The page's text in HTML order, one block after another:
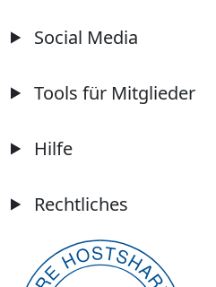
Social Media
Tools für Mitglieder
Hilfe
Rechtliches